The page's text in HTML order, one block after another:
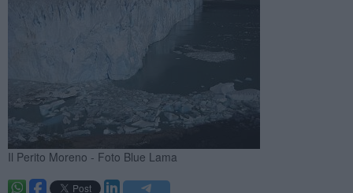
Il Perito Moreno - Foto Blue Lama